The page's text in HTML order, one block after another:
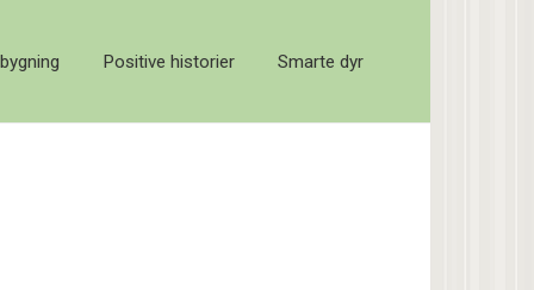
Positive historier Smarte dyr